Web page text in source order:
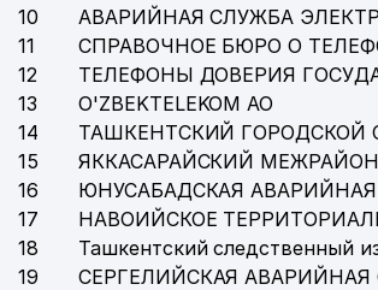
10
АВАРИЙНАЯ СЛУЖБА
11
СПРАВОЧНОЕ БЮРО О
12
ТЕЛЕФОНЫ ДОВЕРИЯ
13
O'ZBEKTELEKOM АО
14
ТАШКЕНТСКИЙ
15
ЯККАСАРАЙСКИЙ
16
ЮНУСАБАДСКАЯ
17
НАВОИЙСКОЕ
18
Ташкентский следственный
19
СЕРГЕЛИЙСКАЯ